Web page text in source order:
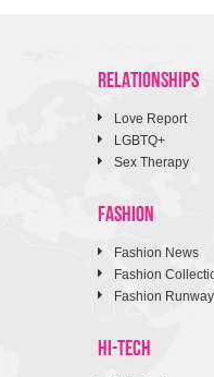
RELATIONSHIPS
Love Report
LGBTQ+
Sex Therapy
FASHION
Fashion News
Fashion
Fashion Runway
HI-TECH